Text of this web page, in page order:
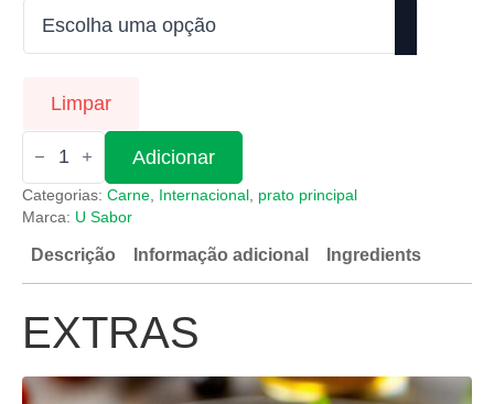
Limpar
Quantidade
de
Frango
Grelhado
Adicionar
Categorias: Carne Internacional prato principal
Marca: U Sabor
Descrição Informação adicional Ingredients
EXTRAS